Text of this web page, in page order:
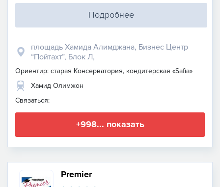
Подробнее
площадь Хамида Алимджана, Бизнес Центр
“Пойтахт”, Блок Л,
Ориентир: старая Консерватория, кондитерская «Safia»
Хамид Олимжон
Связаться:
+998... показать
Premier